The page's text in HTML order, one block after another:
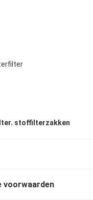
, stoffilterzakken
voorwaarden